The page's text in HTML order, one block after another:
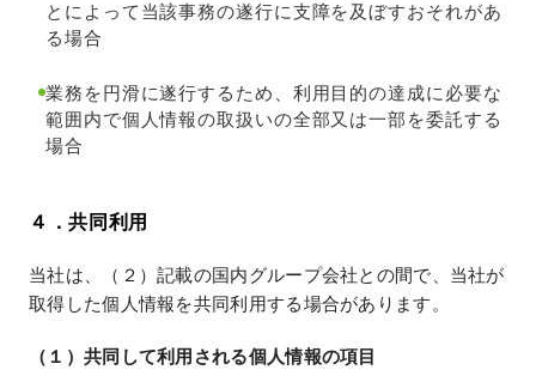
とによって当該事務の遂行に支障を及ぼすおそれがあ
る場合
業務を円滑に遂行するため、利用目的の達成に必要な
範囲内で個人情報の取扱いの全部又は一部を委託する
場合
４．共同利用
当社は、（２）記載の国内グループ会社との間で、当社が
取得した個人情報を共同利用する場合があります。
（１）共同して利用される個人情報の項目